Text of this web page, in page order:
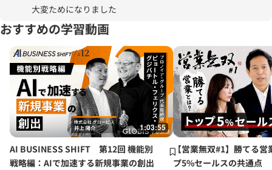
大変ためになりました
おすすめの学習動画
1:03:55
AI BUSINESS SHIFT 第12回 機能別
戦略編：AIで加速する新規事業の創出
【営業無双#1】勝てる営
プ5%セールスの共通点